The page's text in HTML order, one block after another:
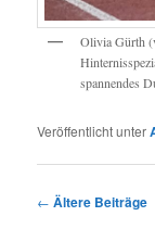
Olivia Gürth
spannendes
Veröffentlicht unter
Beitragsnavigation
← Ältere Beiträge